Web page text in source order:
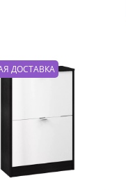
ДОСТАВКА